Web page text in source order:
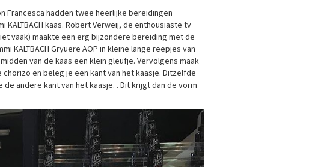
Francesca hadden twee heerlijke bereidingen
kaas. Robert Verweij, de enthousiaste tv
vaak) maakte een erg bijzondere bereiding met de
KALTBACH Gryuere AOP in kleine lange reepjes van
van de kaas een klein gleufje. Vervolgens maak
en beleg je een kant van het kaasje. Ditzelfde
andere kant van het kaasje. . Dit krijgt dan de vorm